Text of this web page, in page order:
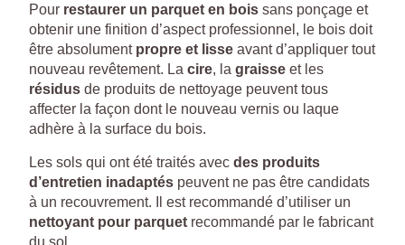
Pour restaurer un parquet en bois sans ponçage et
obtenir une finition d’aspect professionnel, le bois doit
être absolument propre et lisse avant d’appliquer tout
nouveau revêtement. La cire, la graisse et les
résidus de produits de nettoyage peuvent tous
affecter la façon dont le nouveau vernis ou laque
adhère à la surface du bois.
Les sols qui ont été traités avec des produits
d’entretien inadaptés peuvent ne pas être candidats
à un recouvrement. Il est recommandé d’utiliser un
nettoyant pour parquet recommandé par le fabricant
du sol.